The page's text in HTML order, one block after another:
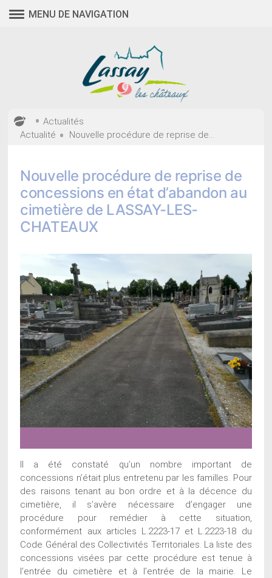
MENU DE NAVIGATION
• Actualités
Actualité • Nouvelle procédure de reprise de...
Nouvelle procédure de reprise de
concessions en état d’abandon au
cimetière de LASSAY-LES-
CHATEAUX
Il a été constaté qu’un nombre important de
concessions n’était plus entretenu par les familles. Pour
des raisons tenant au bon ordre et à la décence du
cimetière, il s’avère nécessaire d’engager une
procédure pour remédier à cette situation,
conformément aux articles L.2223-17 et L.2223-18 du
Code Général des Collectivités Territoriales. La liste des
concessions visées par cette procédure est tenue à
l’entrée du cimetière et à l’entrée de la mairie. Le